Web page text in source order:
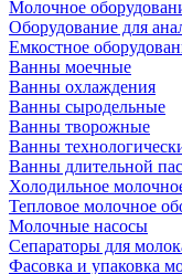
Молочное
Оборудование для
Емкостное
Ванны моечные
Ванны охлаждения
Ванны сыродельные
Ванны творожные
Ванны
Ванны длительной
Холодильное
Тепловое молочное
Молочные насосы
Сепараторы для
Фасовка и упаковка